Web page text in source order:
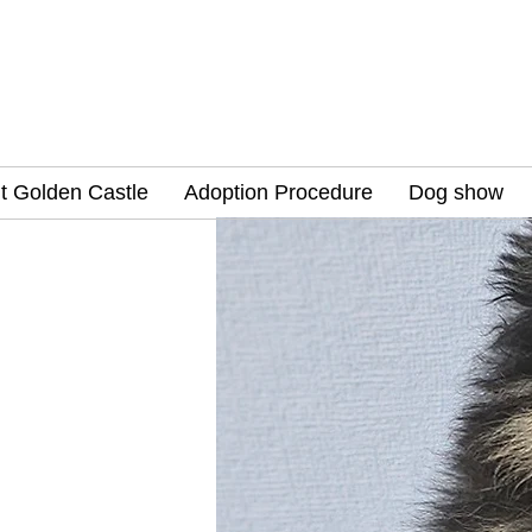
Golden Castle Adoption Procedure Dog show